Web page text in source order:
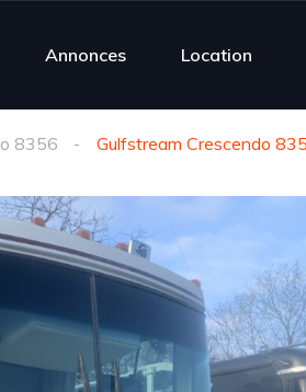
Annonces Location
8356 Gulfstream Crescendo